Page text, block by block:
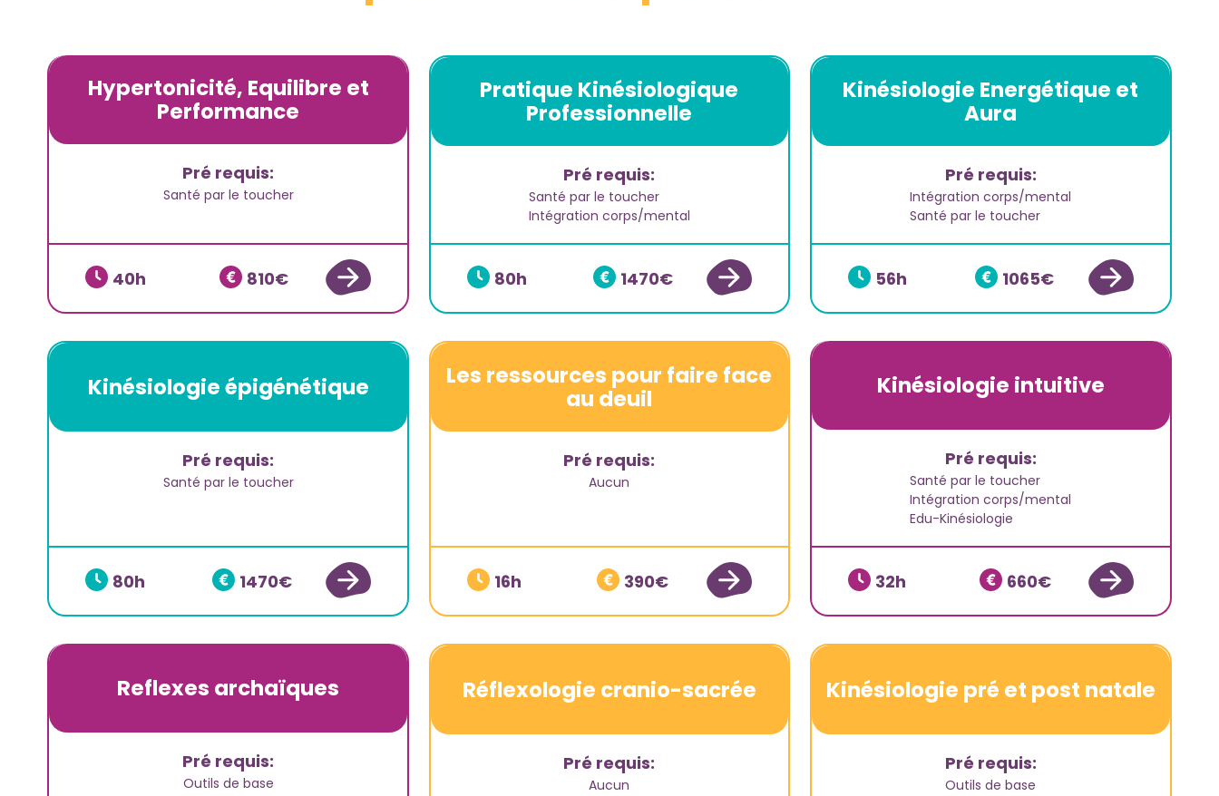
Hypertonicité, Equilibre et
Performance
Pré requis:
Santé par le toucher
40 810
Pratique Kinésiologique
Professionnelle
Pré requis:
Santé par le toucher
Intégration corps/mental
80 1470
Kinésiologie Energétique et
Aura
Pré requis:
Intégration corps/mental
Santé par le toucher
56 1065
Kinésiologie épigénétique
Pré requis:
Santé par le toucher
80 1470
Les ressources pour faire face
au deuil
Pré requis:
Aucun
16 390
Kinésiologie intuitive
Pré requis:
Santé par le toucher
Intégration corps/mental
Edu-Kinésiologie
32 660
Reflexes archaïques
Pré requis:
Outils de base
Réflexologie cranio-sacrée
Pré requis:
Aucun
Kinésiologie pré et post natale
Pré requis:
Outils de base